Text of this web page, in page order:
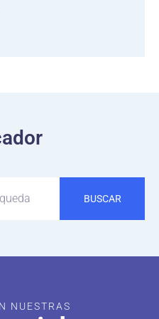
BUSCAR
NUESTRAS